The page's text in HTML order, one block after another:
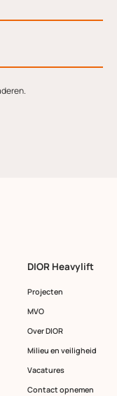
DIOR Heavylift
Projecten
MVO
Over DIOR
Milieu en veiligheid
Vacatures
Contact opnemen